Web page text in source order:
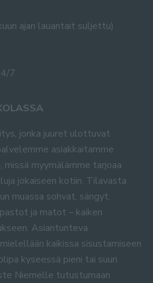
ajan lauantait suljettu)
7
jonka juuret ulottuvat
asiakkaitamme
missä myymälämme tarjoaa
jokaiseen kotiin. Tilavasta
muassa sohvat, sängyt,
ja matot – kaiken
Asiantunteva
kaikissa sisustamiseen
kyseessä pieni tai suuri
Niemelle tutustumaan